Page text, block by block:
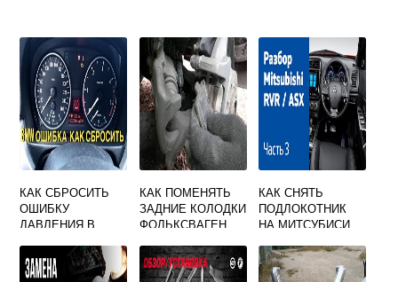
КАК СБРОСИТЬ
ОШИБКУ
ДАВЛЕНИЯ В
Х5 Е70
КАК ПОМЕНЯТЬ
ЗАДНИЕ КОЛОДКИ
ФОЛЬКСВАГЕН
ЭЛЕКТРОННЫМ
РУЧНИКОМ
КАК СНЯТЬ
ПОДЛОКОТНИК
НА МИТСУБИСИ